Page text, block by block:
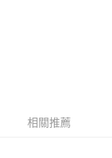
相關推薦